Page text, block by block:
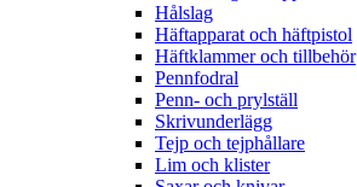
Hålslag
Häftapparat och häftpistol
Häftklammer och tillbehör
Pennfodral
Penn- och prylställ
Skrivunderlägg
Tejp och tejphållare
Lim och klister